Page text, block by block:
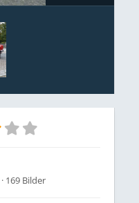
· 169 Bilder